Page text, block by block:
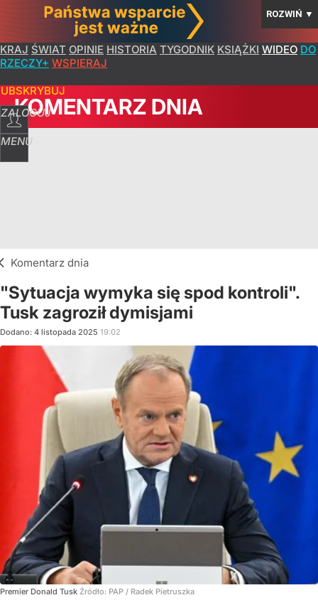
ROZWIŃ ▼
KRAJ ŚWIAT OPINIE HISTORIA TYGODNIK KSIĄŻKI WIDEO DO
RZECZY+ WSPIERAJ
ZALOGUJ
MENU
KOMENTARZ DNIA
Komentarz dnia
"Sytuacja wymyka się spod kontroli".
Tusk zagroził dymisjami
Dodano: 4 listopada 2025 19:02
Premier Donald Tusk Źródło: PAP / Radek Pietruszka